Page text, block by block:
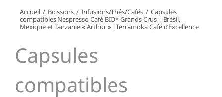
Accueil / Boissons / Infusions/Thés/Cafés / Capsules
compatibles Nespresso Café BIO* Grands Crus – Brésil,
Mexique et Tanzanie « Arthur » |Terramoka Café d’Excellence
Capsules
compatibles